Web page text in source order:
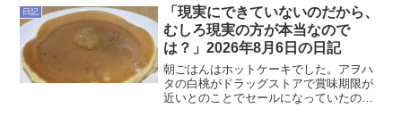
似ているからか「そうだよねー」みたい
な感じで軽く読めました。「...
日記
「現実にできていないのだから、
むしろ現実の方が本当なので
は？」2026年8月6日の日記
朝ごはんはホットケーキでした。アヲハ
タの白桃がドラッグストアで賞味期限が
近いとのことでセールになっていたの